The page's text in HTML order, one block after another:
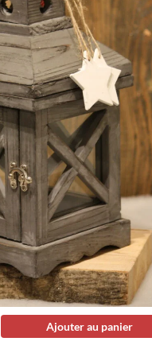
Ajouter au panier